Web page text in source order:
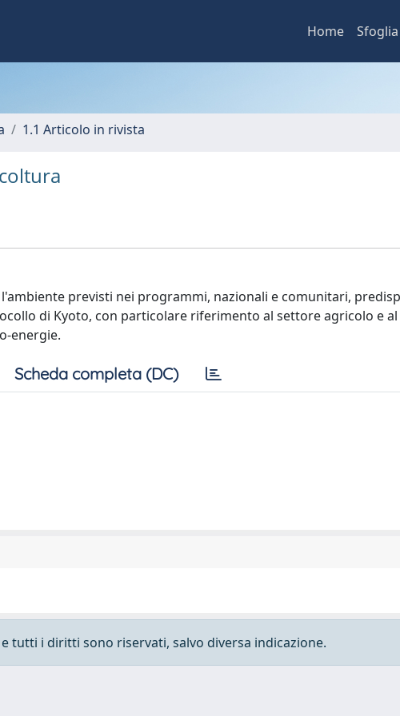
Home Sfoglia
1.1 Articolo in rivista
previsti nei programmi, nazionali e comunitari,
di Kyoto, con particolare riferimento al settore agricolo e
energie.
Scheda completa (DC)
tutti i diritti sono riservati, salvo diversa indicazione.